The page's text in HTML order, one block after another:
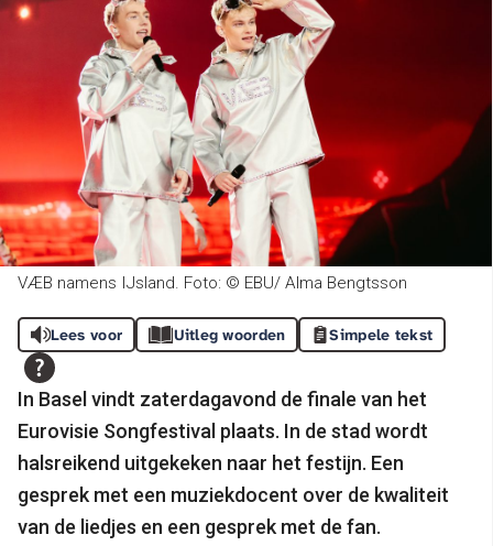
VÆB namens IJsland. Foto: © EBU/ Alma Bengtsson
Lees voor Uitleg woorden Simpele tekst
In Basel vindt zaterdagavond de finale van het
Eurovisie Songfestival plaats. In de stad wordt
halsreikend uitgekeken naar het festijn. Een
gesprek met een muziekdocent over de kwaliteit
van de liedjes en een gesprek met de fan.